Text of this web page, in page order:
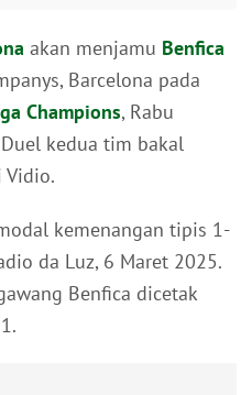
akan menjamu Benfica
Barcelona pada
Champions, Rabu
kedua tim bakal
kemenangan tipis 1-
da Luz, 6 Maret 2025.
Benfica dicetak